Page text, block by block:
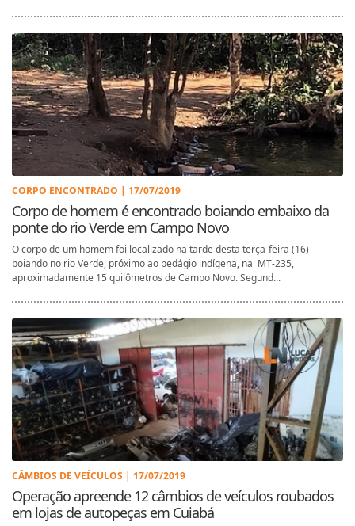
CORPO ENCONTRADO | 17/07/2019
Corpo de homem é encontrado boiando embaixo da
ponte do rio Verde em Campo Novo
O corpo de um homem foi localizado na tarde desta terça-feira (16)
boiando no rio Verde, próximo ao pedágio indígena, na MT-235,
aproximadamente 15 quilômetros de Campo Novo. Segund...
CÂMBIOS DE VEÍCULOS | 17/07/2019
Operação apreende 12 câmbios de veículos roubados
em lojas de autopeças em Cuiabá